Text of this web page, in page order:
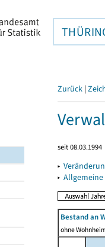
Zurück |
seit 08.03.1994
▸
▸
Bestand an
ohne